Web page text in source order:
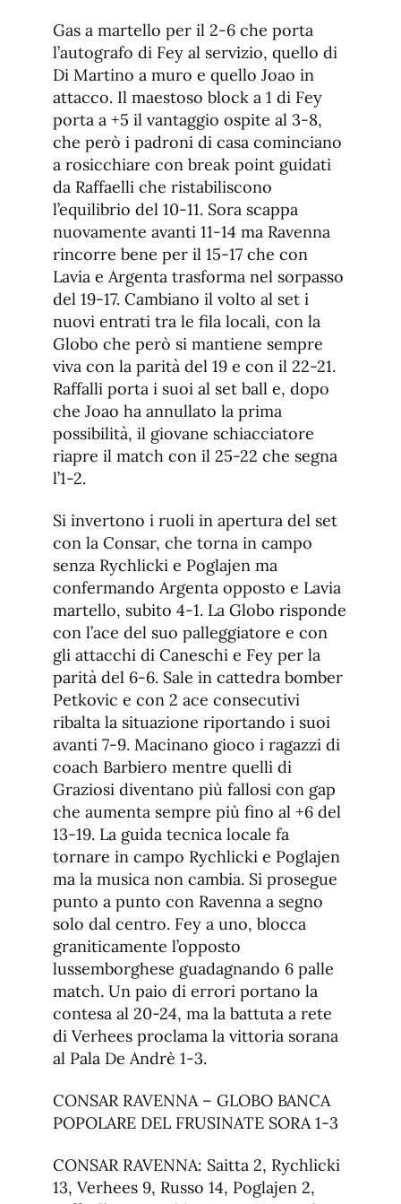
Gas a martello per il 2-6 che porta
l’autografo di Fey al servizio, quello di
Di Martino a muro e quello Joao in
attacco. Il maestoso block a 1 di Fey
porta a +5 il vantaggio ospite al 3-8,
che però i padroni di casa cominciano
a rosicchiare con break point guidati
da Raffaelli che ristabiliscono
l’equilibrio del 10-11. Sora scappa
nuovamente avanti 11-14 ma Ravenna
rincorre bene per il 15-17 che con
Lavia e Argenta trasforma nel sorpasso
del 19-17. Cambiano il volto al set i
nuovi entrati tra le fila locali, con la
Globo che però si mantiene sempre
viva con la parità del 19 e con il 22-21.
Raffalli porta i suoi al set ball e, dopo
che Joao ha annullato la prima
possibilità, il giovane schiacciatore
riapre il match con il 25-22 che segna
l’1-2.
Si invertono i ruoli in apertura del set
con la Consar, che torna in campo
senza Rychlicki e Poglajen ma
confermando Argenta opposto e Lavia
martello, subito 4-1. La Globo risponde
con l’ace del suo palleggiatore e con
gli attacchi di Caneschi e Fey per la
parità del 6-6. Sale in cattedra bomber
Petkovic e con 2 ace consecutivi
ribalta la situazione riportando i suoi
avanti 7-9. Macinano gioco i ragazzi di
coach Barbiero mentre quelli di
Graziosi diventano più fallosi con gap
che aumenta sempre più fino al +6 del
13-19. La guida tecnica locale fa
tornare in campo Rychlicki e Poglajen
ma la musica non cambia. Si prosegue
punto a punto con Ravenna a segno
solo dal centro. Fey a uno, blocca
graniticamente l’opposto
lussemborghese guadagnando 6 palle
match. Un paio di errori portano la
contesa al 20-24, ma la battuta a rete
di Verhees proclama la vittoria sorana
al Pala De Andrè 1-3.
CONSAR RAVENNA – GLOBO BANCA
POPOLARE DEL FRUSINATE SORA 1-3
CONSAR RAVENNA: Saitta 2, Rychlicki
13, Verhees 9, Russo 14, Poglajen 2,